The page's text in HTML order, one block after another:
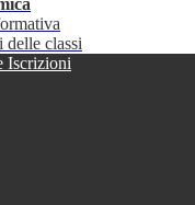
delle classi
Iscrizioni